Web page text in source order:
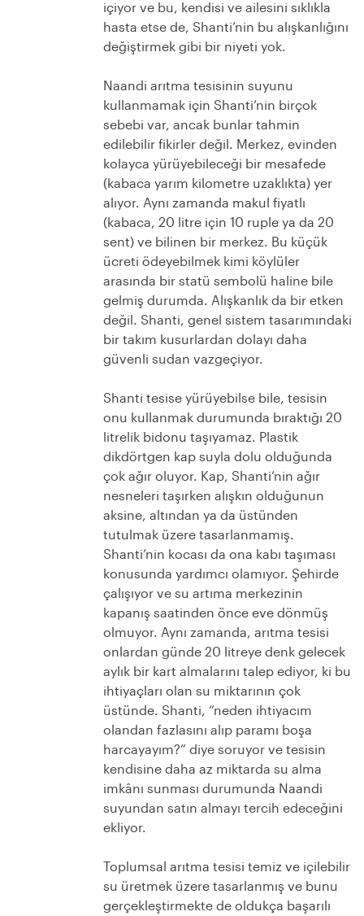
içiyor ve bu, kendisi ve ailesini sıklıkla
hasta etse de, Shanti’nin bu alışkanlığını
değiştirmek gibi bir niyeti yok.
Naandi arıtma tesisinin suyunu
kullanmamak için Shanti’nin birçok
sebebi var, ancak bunlar tahmin
edilebilir fikirler değil. Merkez, evinden
kolayca yürüyebileceği bir mesafede
(kabaca yarım kilometre uzaklıkta) yer
alıyor. Aynı zamanda makul fiyatlı
(kabaca, 20 litre için 10 ruple ya da 20
sent) ve bilinen bir merkez. Bu küçük
ücreti ödeyebilmek kimi köylüler
arasında bir statü sembolü haline bile
gelmiş durumda. Alışkanlık da bir etken
değil. Shanti, genel sistem tasarımındaki
bir takım kusurlardan dolayı daha
güvenli sudan vazgeçiyor.
Shanti tesise yürüyebilse bile, tesisin
onu kullanmak durumunda bıraktığı 20
litrelik bidonu taşıyamaz. Plastik
dikdörtgen kap suyla dolu olduğunda
çok ağır oluyor. Kap, Shanti’nin ağır
nesneleri taşırken alışkın olduğunun
aksine, altından ya da üstünden
tutulmak üzere tasarlanmamış.
Shanti’nin kocası da ona kabı taşıması
konusunda yardımcı olamıyor. Şehirde
çalışıyor ve su artıma merkezinin
kapanış saatinden önce eve dönmüş
olmuyor. Aynı zamanda, arıtma tesisi
onlardan günde 20 litreye denk gelecek
aylık bir kart almalarını talep ediyor, ki bu
ihtiyaçları olan su miktarının çok
üstünde. Shanti, “neden ihtiyacım
olandan fazlasını alıp paramı boşa
harcayayım?” diye soruyor ve tesisin
kendisine daha az miktarda su alma
imkânı sunması durumunda Naandi
suyundan satın almayı tercih edeceğini
ekliyor.
Toplumsal arıtma tesisi temiz ve içilebilir
su üretmek üzere tasarlanmış ve bunu
gerçekleştirmekte de oldukça başarılı